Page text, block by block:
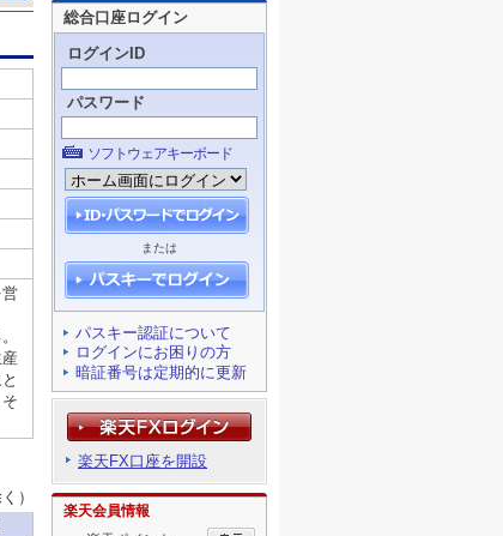
総合口座ログイン
ログインID
パスワード
ソフトウェアキーボード
または
パスキー認証について
ログインにお困りの方
暗証番号は定期的に更新
楽天FX口座を開設
楽天会員情報